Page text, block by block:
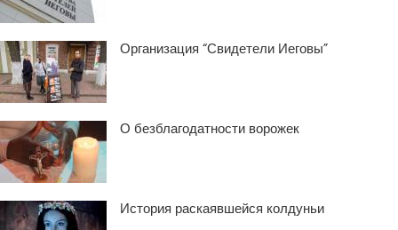
Организация “Свидетели Иеговы”
О безблагодатности ворожек
История раскаявшейся колдуньи